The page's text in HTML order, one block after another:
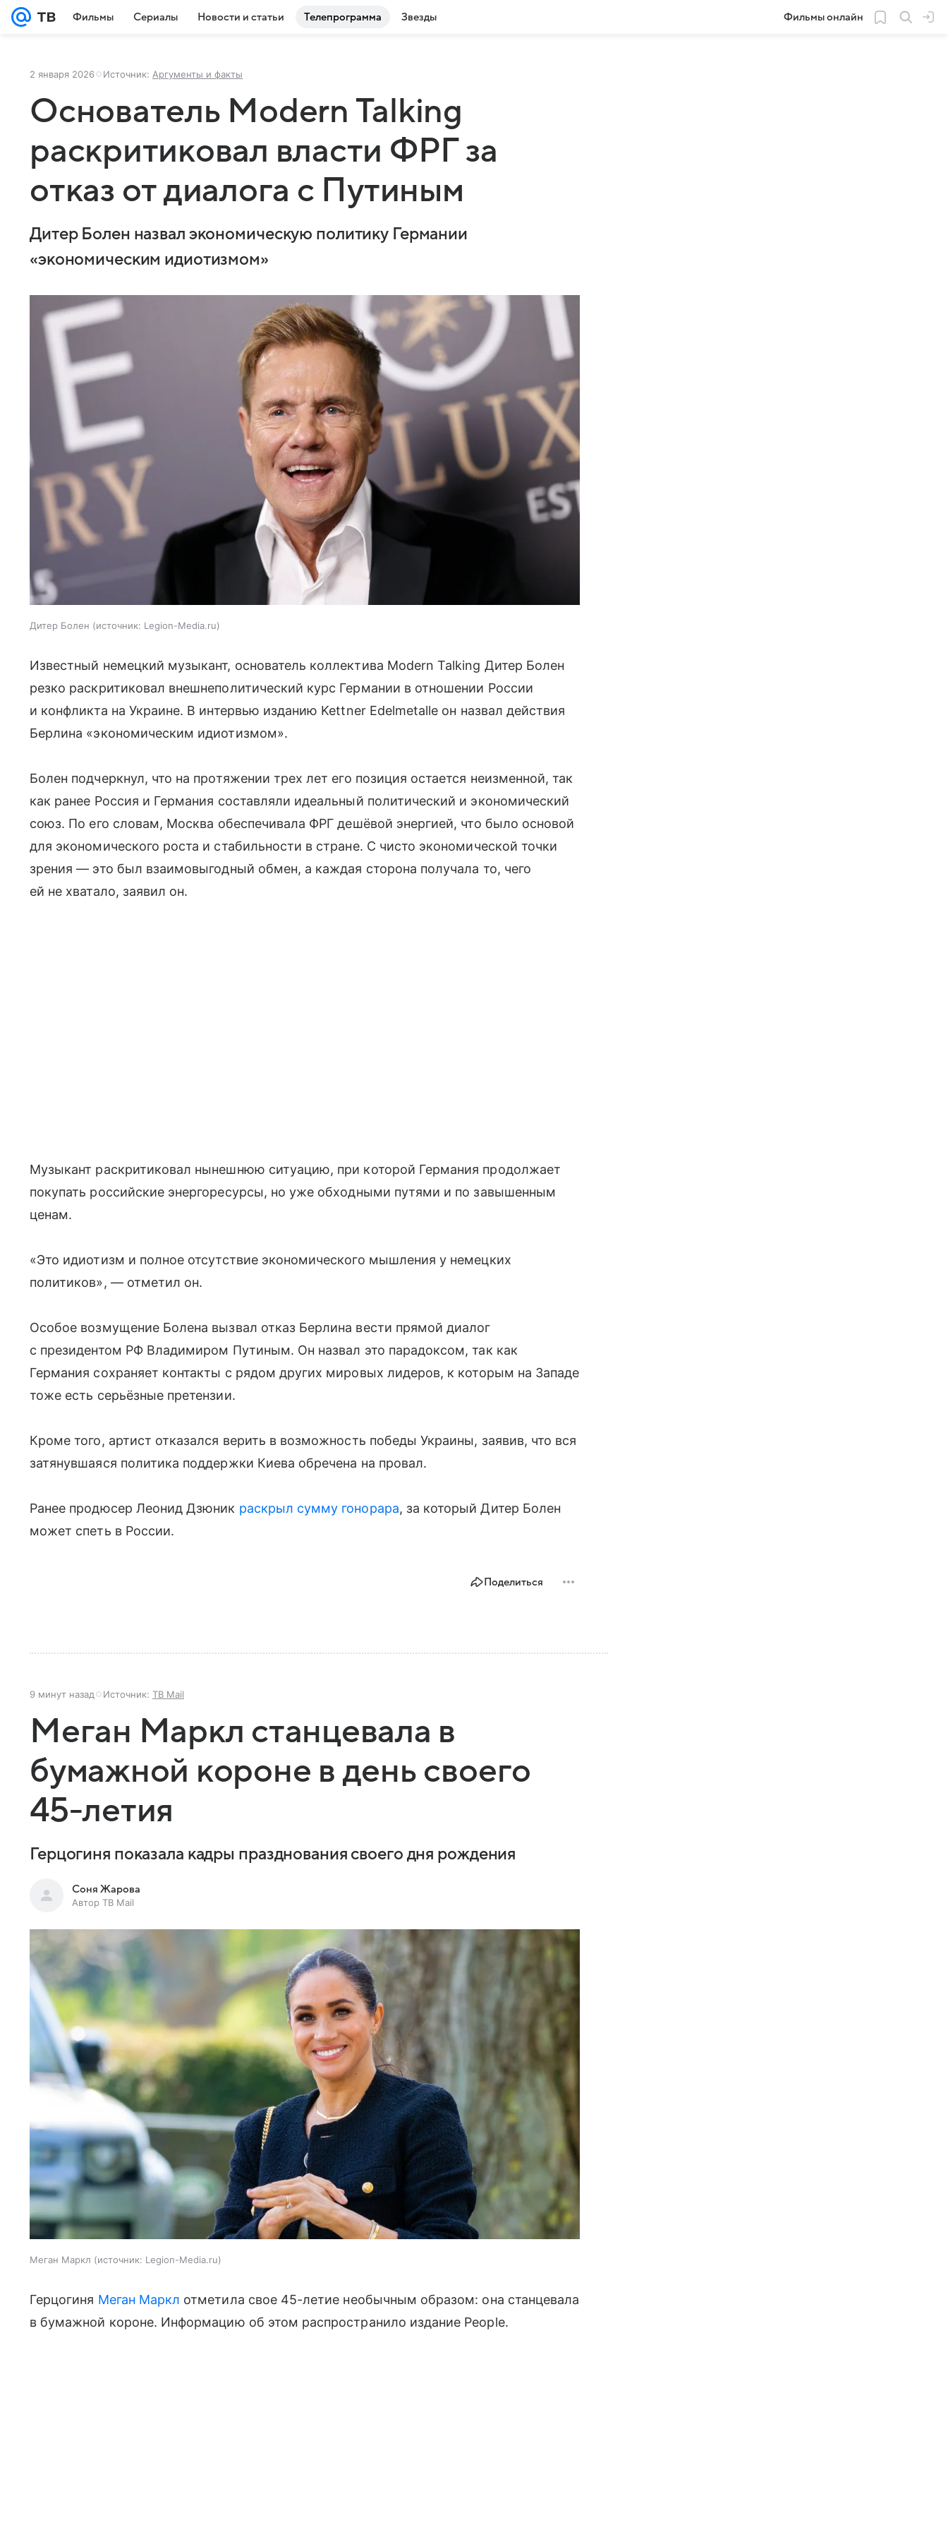
Фильмы Сериалы Новости и статьи Телепрограмма Звезды Фильмы онлайн
2 января 2026 Источник: Аргументы и факты
Основатель Modern Talking
раскритиковал власти ФРГ за
отказ от диалога с Путиным
Дитер Болен назвал экономическую политику Германии
«экономическим идиотизмом»
Дитер Болен источник: Legion-Media.ru
Известный немецкий музыкант, основатель коллектива Modern Talking Дитер Болен
резко раскритиковал внешнеполитический курс Германии в отношении России
и конфликта на Украине. В интервью изданию Kettner Edelmetalle он назвал действия
Берлина «экономическим идиотизмом».
Болен подчеркнул, что на протяжении трех лет его позиция остается неизменной, так
как ранее Россия и Германия составляли идеальный политический и экономический
союз. По его словам, Москва обеспечивала ФРГ дешёвой энергией, что было основой
для экономического роста и стабильности в стране. С чисто экономической точки
зрения — это был взаимовыгодный обмен, а каждая сторона получала то, чего
ей не хватало, заявил он.
Музыкант раскритиковал нынешнюю ситуацию, при которой Германия продолжает
покупать российские энергоресурсы, но уже обходными путями и по завышенным
ценам.
«Это идиотизм и полное отсутствие экономического мышления у немецких
политиков», — отметил он.
Особое возмущение Болена вызвал отказ Берлина вести прямой диалог
с президентом РФ Владимиром Путиным. Он назвал это парадоксом, так как
Германия сохраняет контакты с рядом других мировых лидеров, к которым на Западе
тоже есть серьёзные претензии.
Кроме того, артист отказался верить в возможность победы Украины, заявив, что вся
затянувшаяся политика поддержки Киева обречена на провал.
Ранее продюсер Леонид Дзюник раскрыл сумму гонорара, за который Дитер Болен
может спеть в России.
Поделиться
9 минут назад Источник: ТВ Mail
Меган Маркл станцевала в
бумажной короне в день своего
45-летия
Герцогиня показала кадры празднования своего дня рождения
Соня Жарова
Автор ТВ Mail
Меган Маркл источник: Legion-Media.ru
Герцогиня Меган Маркл отметила свое 45-летие необычным образом: она станцевала
в бумажной короне. Информацию об этом распространило издание People.